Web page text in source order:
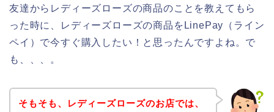
友達からレディーズローズの商品のことを教えてもら
った時に、レディーズローズの商品をLinePay（ライン
ペイ）で今すぐ購入したい！と思ったんですよね。で
も、、、。
そもそも、レディーズローズのお店では、